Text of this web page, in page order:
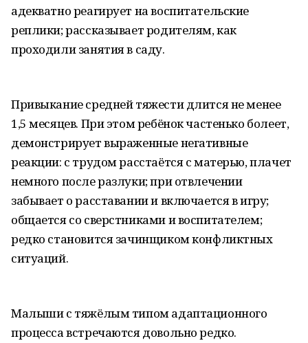
адекватно реагирует на воспитательские
реплики; рассказывает родителям, как
проходили занятия в саду.
Привыкание средней тяжести длится не менее
1,5 месяцев. При этом ребёнок частенько болеет,
демонстрирует выраженные негативные
реакции: с трудом расстаётся с матерью, плачет
немного после разлуки; при отвлечении
забывает о расставании и включается в игру;
общается со сверстниками и воспитателем;
редко становится зачинщиком конфликтных
ситуаций.
Малыши с тяжёлым типом адаптационного
процесса встречаются довольно редко.